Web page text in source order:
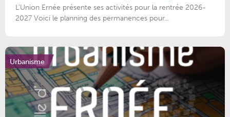
L'Union Ernée présente ses activités pour la rentrée 2026-
2027 Voici le planning des permanences pour...
Urbanisme